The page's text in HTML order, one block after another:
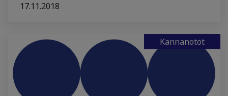
17.11.2018
Kannanotot